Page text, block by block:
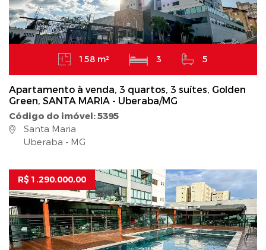
158 m² 3 5
Apartamento à venda, 3 quartos, 3 suítes, Golden
Green, SANTA MARIA - Uberaba/MG
Código do imóvel: 5395
Santa Maria
Uberaba - MG
R$ 1.290.000,00